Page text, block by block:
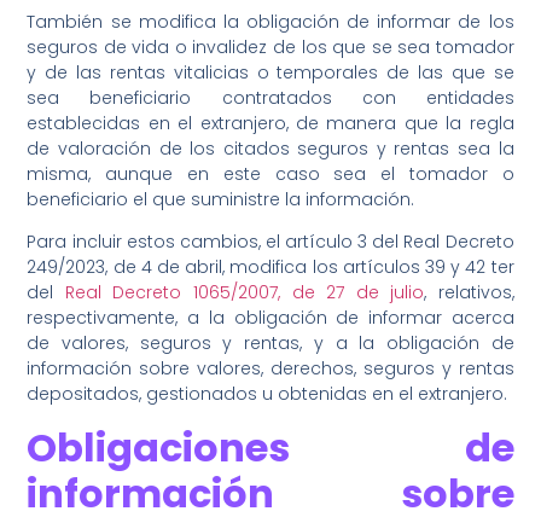
También se modifica la obligación de informar de los
seguros de vida o invalidez de los que se sea tomador
y de las rentas vitalicias o temporales de las que se
sea beneficiario contratados con entidades
establecidas en el extranjero, de manera que la regla
de valoración de los citados seguros y rentas sea la
misma, aunque en este caso sea el tomador o
beneficiario el que suministre la información.
Para incluir estos cambios, el artículo 3 del Real Decreto
249/2023, de 4 de abril, modifica los artículos 39 y 42 ter
del Real Decreto 1065/2007, de 27 de julio, relativos,
respectivamente, a la obligación de informar acerca
de valores, seguros y rentas, y a la obligación de
información sobre valores, derechos, seguros y rentas
depositados, gestionados u obtenidas en el extranjero.
Obligaciones de
información sobre